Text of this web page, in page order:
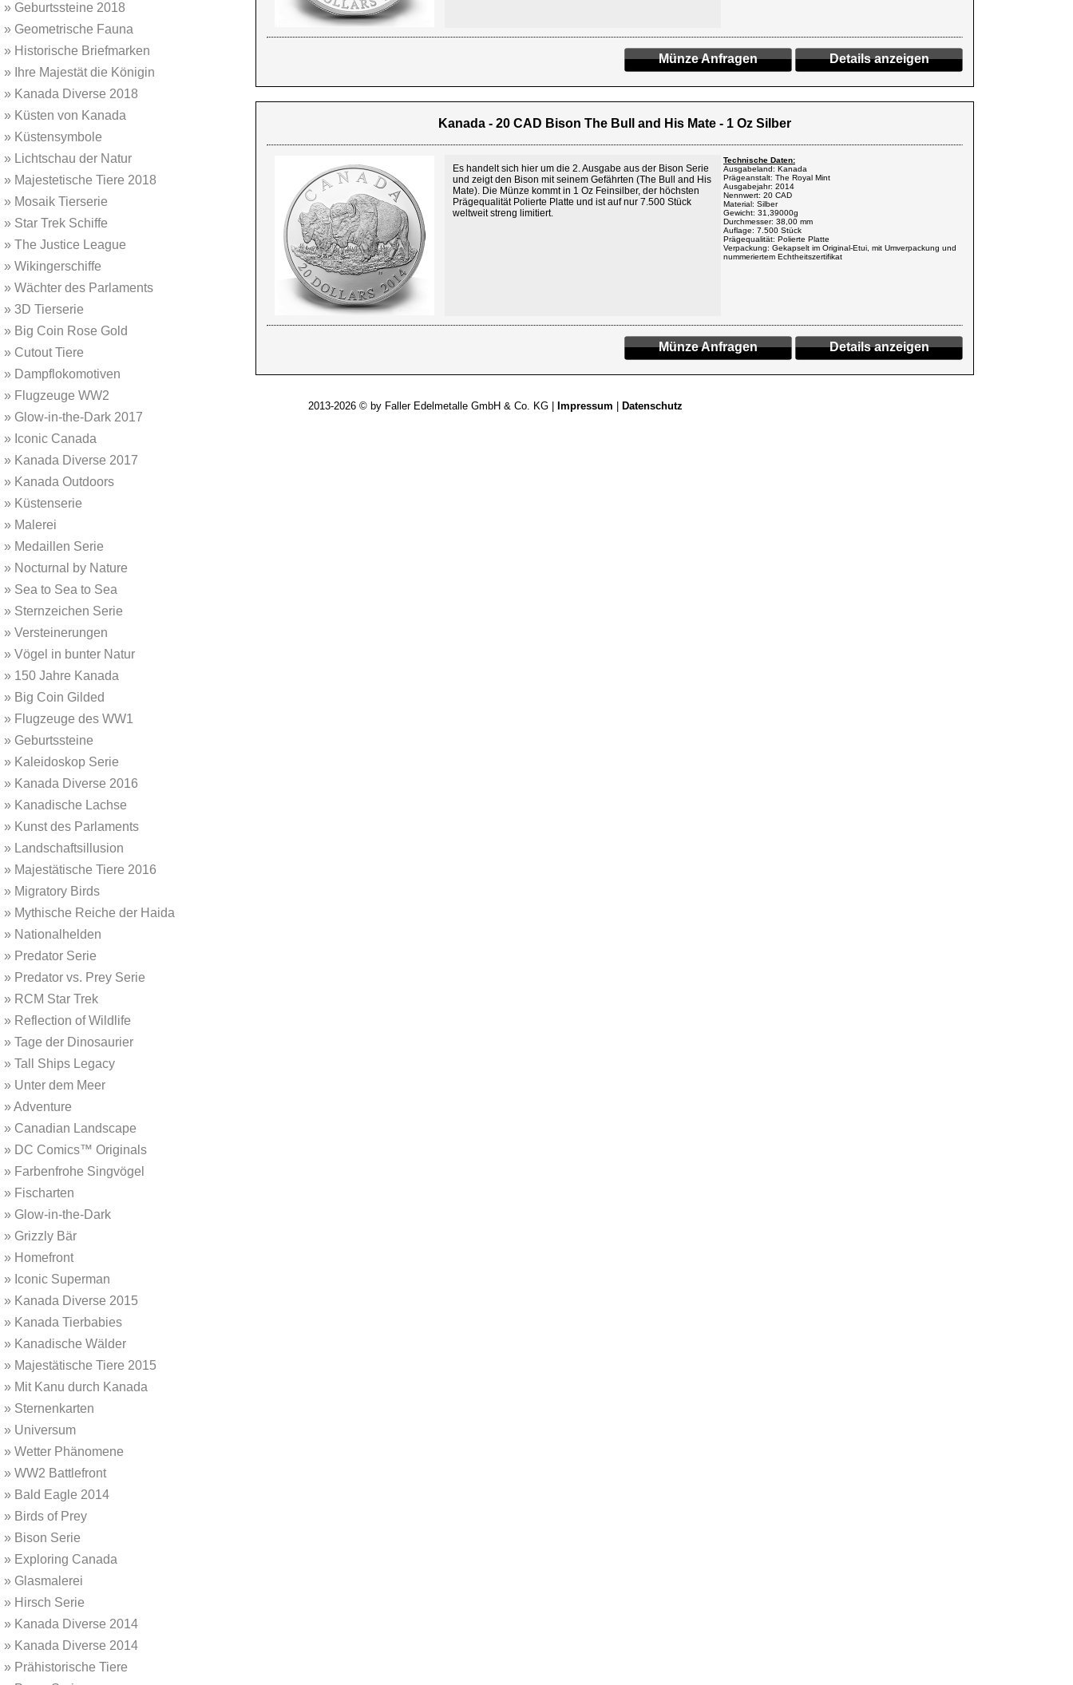
» Geburtssteine 2018
» Geometrische Fauna
» Historische Briefmarken
» Ihre Majestät die Königin
» Kanada Diverse 2018
» Küsten von Kanada
» Küstensymbole
» Lichtschau der Natur
» Majestetische Tiere 2018
» Mosaik Tierserie
» Star Trek Schiffe
» The Justice League
» Wikingerschiffe
» Wächter des Parlaments
» 3D Tierserie
» Big Coin Rose Gold
» Cutout Tiere
» Dampflokomotiven
» Flugzeuge WW2
» Glow-in-the-Dark 2017
» Iconic Canada
» Kanada Diverse 2017
» Kanada Outdoors
» Küstenserie
» Malerei
» Medaillen Serie
» Nocturnal by Nature
» Sea to Sea to Sea
» Sternzeichen Serie
» Versteinerungen
» Vögel in bunter Natur
» 150 Jahre Kanada
» Big Coin Gilded
» Flugzeuge des WW1
» Geburtssteine
» Kaleidoskop Serie
» Kanada Diverse 2016
» Kanadische Lachse
» Kunst des Parlaments
» Landschaftsillusion
» Majestätische Tiere 2016
» Migratory Birds
» Mythische Reiche der Haida
» Nationalhelden
» Predator Serie
» Predator vs. Prey Serie
» RCM Star Trek
» Reflection of Wildlife
» Tage der Dinosaurier
» Tall Ships Legacy
» Unter dem Meer
»Adventure
» Canadian Landscape
» DC Comics™ Originals
» Farbenfrohe Singvögel
» Fischarten
» Glow-in-the-Dark
» Grizzly Bär
» Homefront
» Iconic Superman
» Kanada Diverse 2015
» Kanada Tierbabies
» Kanadische Wälder
» Majestätische Tiere 2015
» Mit Kanu durch Kanada
» Sternenkarten
» Universum
» Wetter Phänomene
» WW2 Battlefront
» Bald Eagle 2014
» Birds of Prey
» Bison Serie
» Exploring Canada
» Glasmalerei
» Hirsch Serie
» Kanada Diverse 2014
» Kanada Diverse 2014
» Prähistorische Tiere
Details anzeigen
Münze Anfragen
Kanada - 20 CAD Bison The Bull and His Mate - 1 Oz Silber
Es handelt sich hier um die 2. Ausgabe aus der Bison Serie
und zeigt den Bison mit seinem Gefährten (The Bull and His
Mate). Die Münze kommt in 1 Oz Feinsilber, der höchsten
Prägequalität Polierte Platte und ist auf nur 7.500 Stück
weltweit streng limitiert.
Technische Daten:
Ausgabeland: Kanada
Prägeanstalt: The Royal Mint
Ausgabejahr: 2014
Nennwert: 20 CAD
Material: Silber
Gewicht: 31,39000g
Durchmesser: 38,00 mm
Auflage: 7.500 Stück
Prägequalität: Polierte Platte
Verpackung: Gekapselt im Original-Etui, mit Umverpackung und
nummeriertem Echtheitszertifikat
Details anzeigen
Münze Anfragen
2013-2026 © by Faller Edelmetalle GmbH & Co. KG | Impressum Datenschutz